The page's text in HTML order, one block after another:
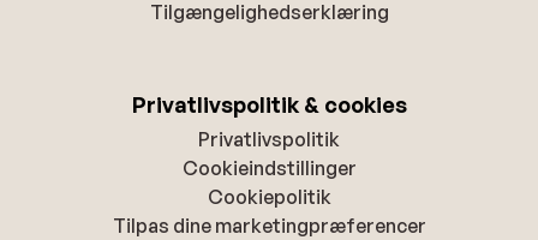
Tilgængelighedserklæring
Privatlivspolitik & cookies
Privatlivspolitik
Cookieindstillinger
Cookiepolitik
Tilpas dine marketingpræferencer